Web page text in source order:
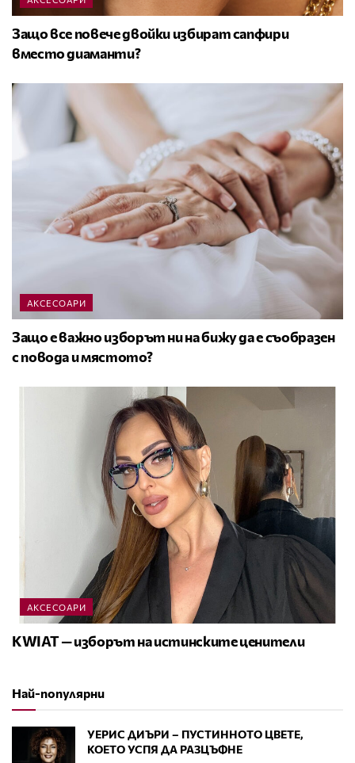
Защо все повече двойки избират сапфири
вместо диаманти?
АКСЕСОАРИ
Защо е важно изборът ни на бижу да е съобразен
с повода и мястото?
АКСЕСОАРИ
KWIAT — изборът на истинските ценители
Най-популярни
УЕРИС ДИЪРИ – ПУСТИННОТО ЦВЕТЕ,
КОЕТО УСПЯ ДА РАЗЦЪФНЕ